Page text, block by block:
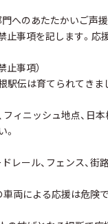
へのあたたかいご声援
止事項を記します。
事項）
駅伝は育てられてき
ィニッシュ地点、日本
ール、フェンス、街
両による応援は危険